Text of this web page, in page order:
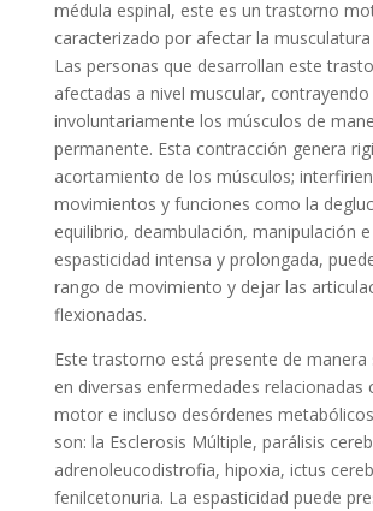
médula espinal, este es un trastorno
caracterizado por afectar la
Las personas que desarrollan este
afectadas a nivel muscular, contrayendo
involuntariamente los músculos de
permanente. Esta contracción genera
acortamiento de los músculos;
movimientos y funciones como la
equilibrio, deambulación, manipulación
espasticidad intensa y prolongada,
rango de movimiento y dejar las
flexionadas.
Este trastorno está presente de
en diversas enfermedades relacionadas
motor e incluso desórdenes
son: la Esclerosis Múltiple, parálisis
adrenoleucodistrofia, hipoxia, ictus
fenilcetonuria. La espasticidad puede